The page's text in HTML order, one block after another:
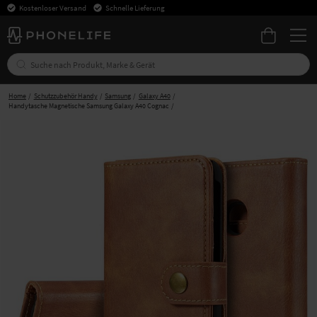
Kostenloser Versand Schnelle Lieferung
Home Schutzzubehör Handy Samsung
Galaxy A40
Handytasche Magnetische Samsung Galaxy A40 Cognac